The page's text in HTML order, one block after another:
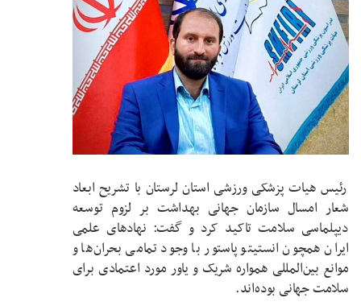
رئیس هیات پزشکی ورزشی استان لرستان با تشریح ابعاد
شعار امسال سازمان جهانی بهداشت بر لزوم توسعه
دیپلماسی سلامت تاکید کرد و گفت: نهادهای علمی
ایران همچون انستیتو پاستور با وجود تمامی بحران‌ها و
موانع بین‌المللی همواره شریک و یاور مورد اعتمادی برای
سلامت جهانی بوده‌اند.